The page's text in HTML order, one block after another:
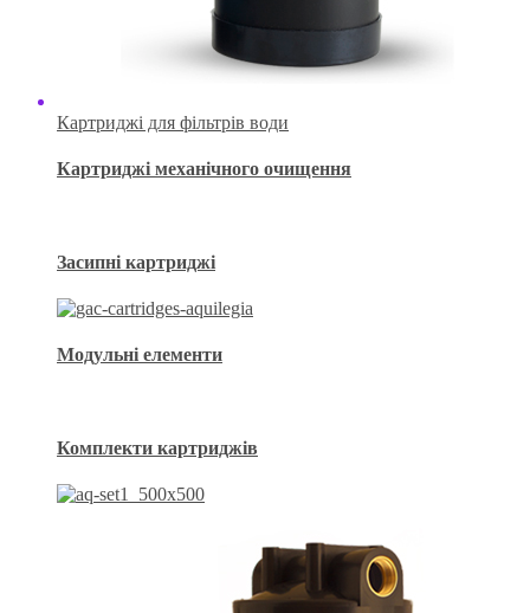
Картриджі для фільтрів води
Картриджі механічного очищення
Засипні картриджі
Модульні елементи
Комплекти картриджів